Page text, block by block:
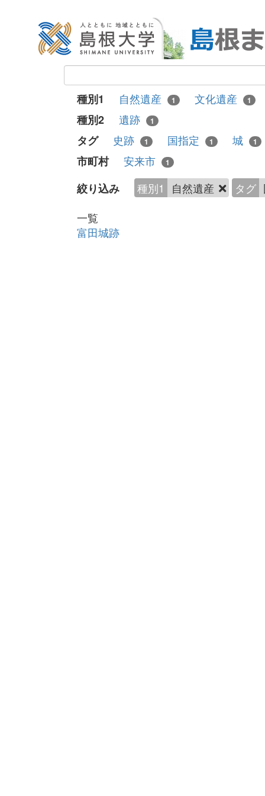
種別1 自然遺産 1 文化遺産 1
種別2 遺跡 1
タグ 史跡 1 国指定 1 城 1
市町村 安来市 1
絞り込み 種別1 自然遺産 タグ
一覧
富田城跡